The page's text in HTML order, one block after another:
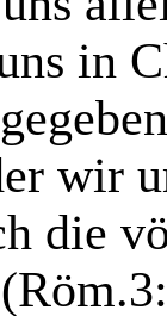
in
wir
die